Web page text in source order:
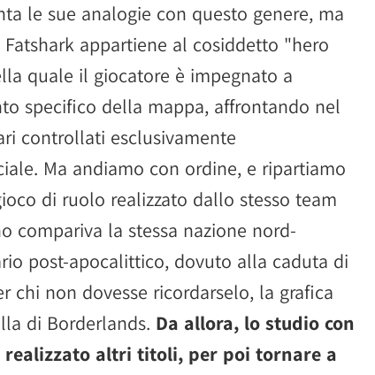
le sue analogie con questo genere, ma
appartiene al cosiddetto "hero
quale il giocatore è impegnato a
specifico della mappa, affrontando nel
controllati esclusivamente
Ma andiamo con ordine, e ripartiamo
di ruolo realizzato dallo stesso team
compariva la stessa nazione nord-
post-apocalittico, dovuto alla caduta di
chi non dovesse ricordarselo, la grafica
di Borderlands. Da allora, lo studio con
realizzato altri titoli, per poi tornare a